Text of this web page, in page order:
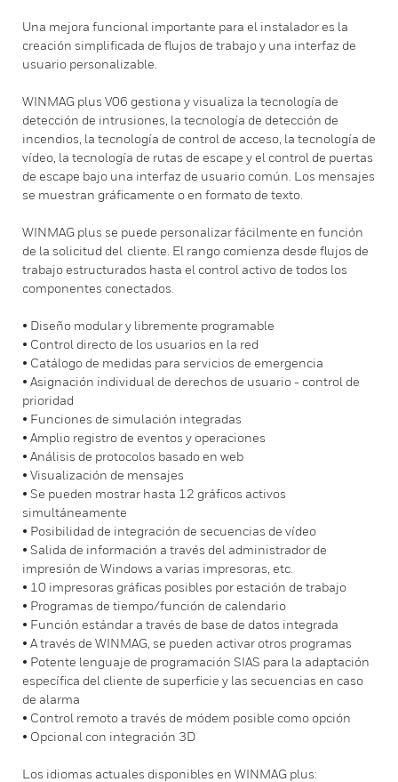
Una mejora funcional importante para el instalador es la
creación simplificada de flujos de trabajo y una interfaz de
usuario personalizable.
WINMAG plus V06 gestiona y visualiza la tecnología de
detección de intrusiones, la tecnología de detección de
incendios, la tecnología de control de acceso, la tecnología de
vídeo, la tecnología de rutas de escape y el control de puertas
de escape bajo una interfaz de usuario común. Los mensajes
se muestran gráficamente o en formato de texto.
WINMAG plus se puede personalizar fácilmente en función
de la solicitud del cliente. El rango comienza desde flujos de
trabajo estructurados hasta el control activo de todos los
componentes conectados.
• Diseño modular y libremente programable
• Control directo de los usuarios en la red
• Catálogo de medidas para servicios de emergencia
• Asignación individual de derechos de usuario - control de
prioridad
• Funciones de simulación integradas
• Amplio registro de eventos y operaciones
• Análisis de protocolos basado en web
• Visualización de mensajes
• Se pueden mostrar hasta 12 gráficos activos
simultáneamente
• Posibilidad de integración de secuencias de vídeo
• Salida de información a través del administrador de
impresión de Windows a varias impresoras, etc.
• 10 impresoras gráficas posibles por estación de trabajo
• Programas de tiempo/función de calendario
• Función estándar a través de base de datos integrada
• A través de WINMAG, se pueden activar otros programas
• Potente lenguaje de programación SIAS para la adaptación
específica del cliente de superficie y las secuencias en caso
de alarma
• Control remoto a través de módem posible como opción
• Opcional con integración 3D
Los idiomas actuales disponibles en WINMAG plus: